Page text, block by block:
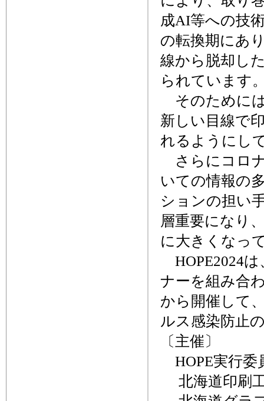
成AI等への技
の転換期にあ
線から脱却し
られています
そのために
新しい目線で
れるようにし
さらにコロ
いての情報の
ションの担い
層重要になり
に大きくなっ
HOPE2024
ナーを組み合
から開催して
ルス感染防止
〔主催〕
HOPE実行委
北海道印刷